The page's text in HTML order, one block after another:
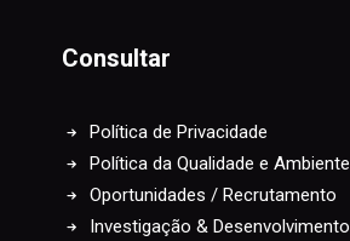
Consultar
Política de Privacidade
Política da Qualidade e Ambiente
Oportunidades / Recrutamento
Investigação & Desenvolvimento